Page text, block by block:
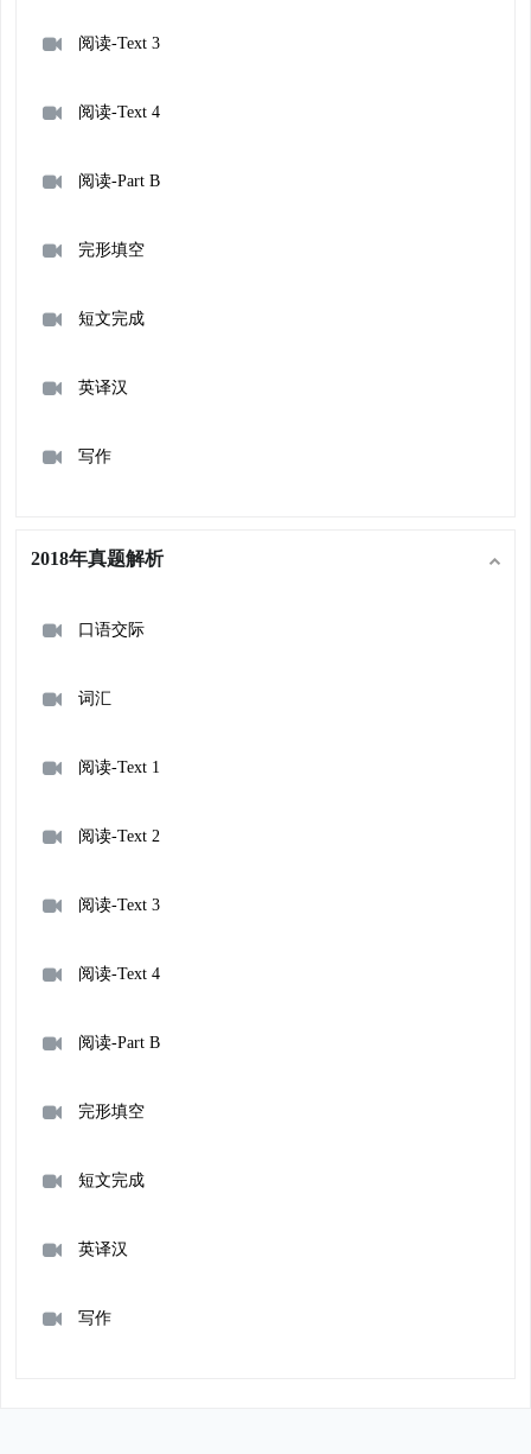
阅读-Text 3
阅读-Text 4
阅读-Part B
完形填空
短文完成
英译汉
写作
2018年真题解析
口语交际
词汇
阅读-Text 1
阅读-Text 2
阅读-Text 3
阅读-Text 4
阅读-Part B
完形填空
短文完成
英译汉
写作